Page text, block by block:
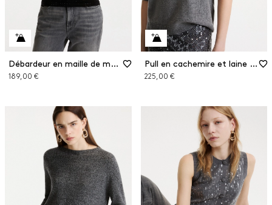
Débardeur en maille de mélange de laine
189,00 €
Pull en cachemire et laine à manches au coude
225,00 €